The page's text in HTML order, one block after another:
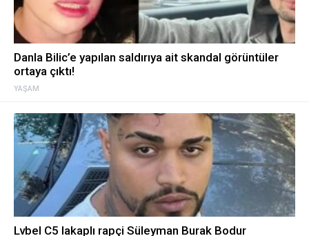
YAŞAM
Danla Bilic’e yapılan saldırıya ait skandal görüntüler
ortaya çıktı!
Lvbel C5 lakaplı rapçi Süleyman Burak Bodur